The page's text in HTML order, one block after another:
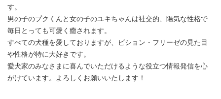
す。
男の子のプクくんと女の子のユキちゃんは社交的、陽気な性格で
毎日とっても可愛く癒されます。
すべての犬種を愛しておりますが、ビション・フリーゼの見た目
や性格が特に大好きです。
愛犬家のみなさまに喜んでいただけるような役立つ情報発信を心
がけています。よろしくお願いいたします！